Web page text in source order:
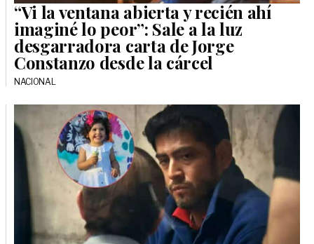
“Vi la ventana abierta y recién ahí
imaginé lo peor”: Sale a la luz
desgarradora carta de Jorge
Constanzo desde la cárcel
NACIONAL